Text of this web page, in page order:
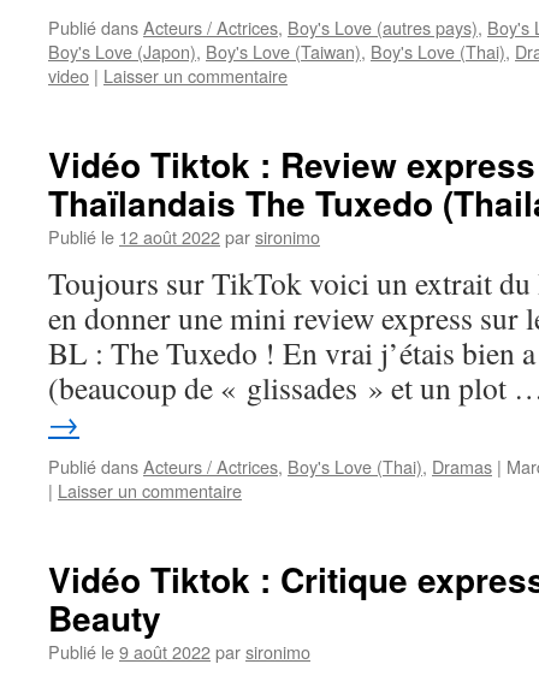
Publié dansActeurs / Actrices, Boy's Love (autres pays), Boy's
Boy's Love (Japon), Boy's Love (Taiwan), Boy's Love (Thai),
video | Laisser un commentaire
Vidéo Tiktok : Review
Thaïlandais The Tuxedo
Publié le 12 août 2022parsironimo
Toujours sur TikTok voici un extrait
en donner une mini review express sur
BL : The Tuxedo ! En vrai j’étais bien
(beaucoup de « glissades » et un plot
→
Publié dansActeurs / Actrices, Boy's Love (Thai), Dramas |
| Laisser un commentaire
Vidéo Tiktok : Critique
Beauty
Publié le9 août 2022parsironimo